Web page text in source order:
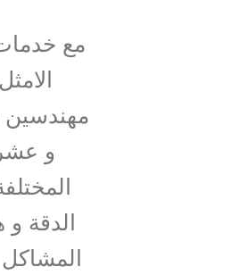
مع
مهندسين
و
الدقة